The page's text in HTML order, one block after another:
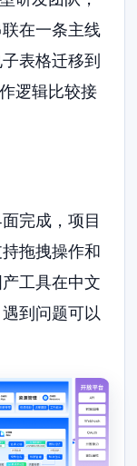
在一条主线
表格迁移到
逻辑比较接
完成，项目
拖拽操作和
工具在中文
到问题可以